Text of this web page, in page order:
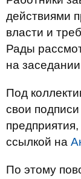
действиями
власти и
Рады
на
Под
свои
ссылкой на
По этому